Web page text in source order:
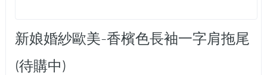
新娘婚紗歐美-香檳色長袖一字肩拖尾
(待購中)